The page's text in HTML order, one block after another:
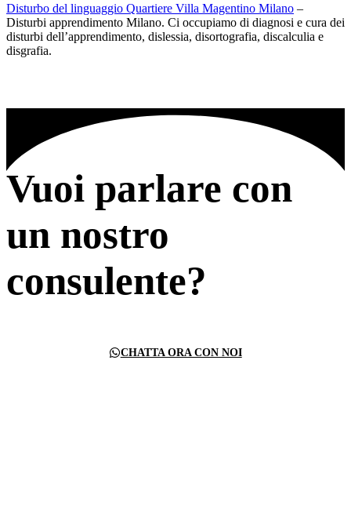
Disturbo del linguaggio Quartiere Villa Magentino Milano –
Disturbi apprendimento Milano. Ci occupiamo di diagnosi e cura dei
disturbi dell’apprendimento, dislessia, disortografia, discalculia e
disgrafia.
Vuoi parlare con
un nostro
consulente?
CHATTA ORA CON NOI